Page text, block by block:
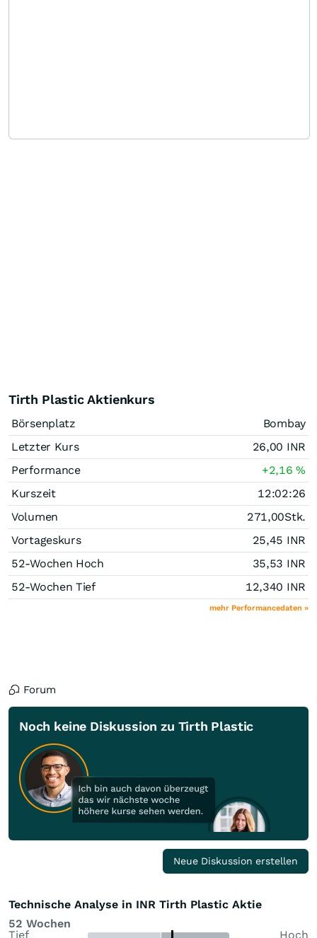
Tirth Plastic Aktienkurs
Börsenplatz
Bombay
Letzter Kurs
26,00 INR
Performance
+2,16%
Kurszeit
12:02:26
Volumen
271,00Stk.
Vortageskurs
25,45 INR
52-Wochen Hoch
35,53 INR
52-Wochen Tief
12,340 INR
mehr Performancedaten »
Forum
Noch keine Diskussion zu Tirth Plastic
Neue Diskussion erstellen
Technische Analyse in INR Tirth Plastic Aktie
52 Wochen
Tief
Hoch